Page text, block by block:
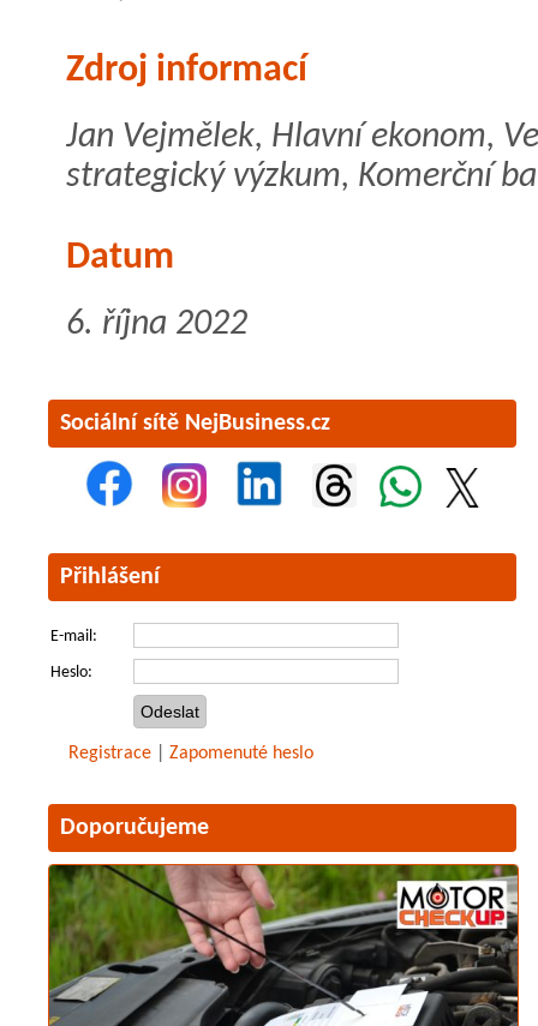
Zdroj informací
Jan Vejmělek, Hlavní ekonom,
strategický výzkum, Komerční
Datum
6. října 2022
Sociální sítě NejBusiness.cz
Přihlášení
E-mail:
Heslo:
Registrace Zapomenuté heslo
Doporučujeme